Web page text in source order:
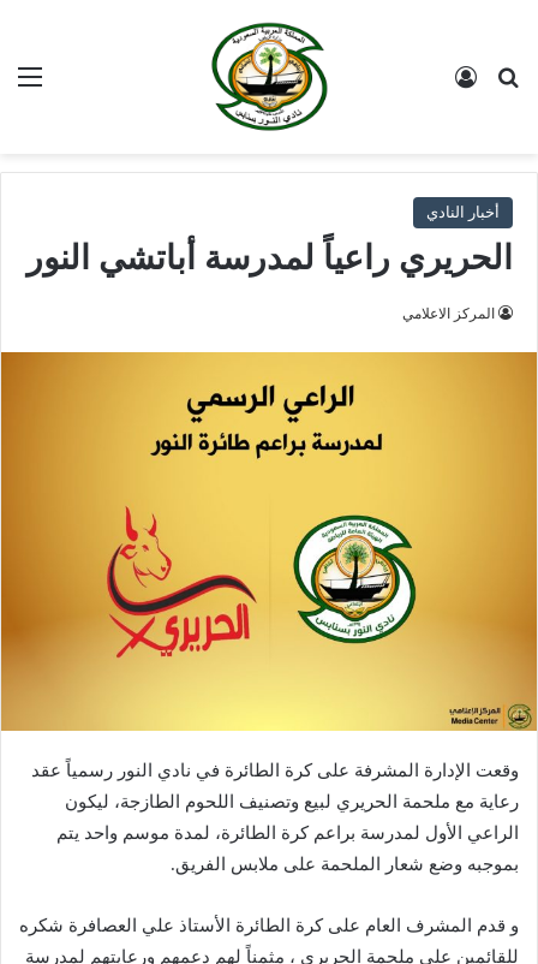
بحث عن
أخبار النادي
الحريري راعياً لمدرسة أباتشي النور
المركز الاعلامي
وقعت الإدارة المشرفة على كرة الطائرة في نادي النور رسمياً عقد
رعاية مع ملحمة الحريري لبيع وتصنيف اللحوم الطازجة، ليكون
الراعي الأول لمدرسة براعم كرة الطائرة، لمدة موسم واحد يتم
بموجبه وضع شعار الملحمة على ملابس الفريق.
و قدم المشرف العام على كرة الطائرة الأستاذ علي العصافرة شكره
للقائمين على ملحمة الحريري ، مثمناً لهم دعمهم ورعايتهم لمدرسة